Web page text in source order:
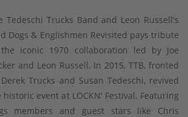
Tedeschi Trucks Band and Leon Russell's
Dogs & Englishmen Revisited pays tribute
iconic 1970 collaboration led by Joe
and Leon Russell. In 2015, TTB, fronted
Trucks and Susan Tedeschi, revived
historic event at LOCKN' Festival. Featuring
members and guest stars like Chris